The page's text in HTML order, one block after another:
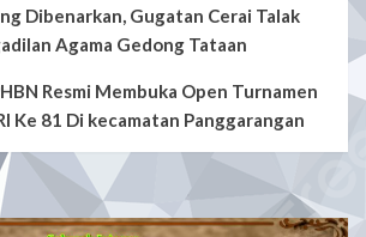
Dibenarkan, Gugatan Cerai Talak
Agama Gedong Tataan
Resmi Membuka Open Turnamen
Ke 81 Di kecamatan Panggarangan